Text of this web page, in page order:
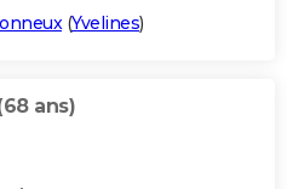
(Yvelines)
ans)